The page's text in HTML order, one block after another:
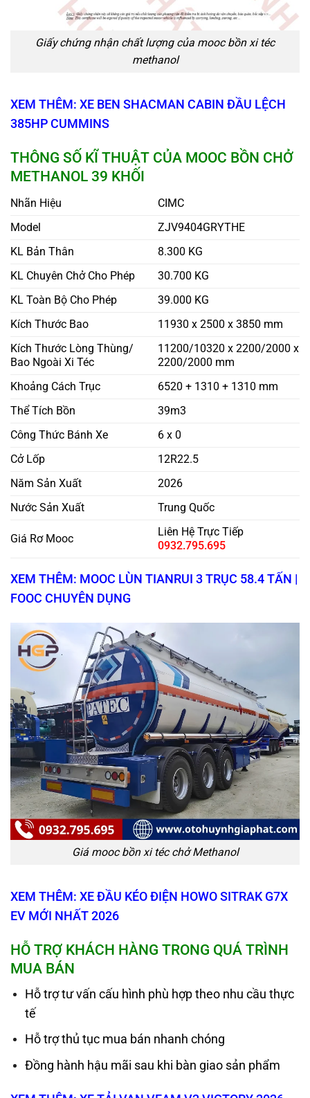
Giấy chứng nhận chất lượng của mooc bồn xi téc
methanol
XEM THÊM: XE BEN SHACMAN CABIN ĐẦU LỆCH
385HP CUMMINS
THÔNG SỐ KĨ THUẬT CỦA MOOC BỒN CHỞ
METHANOL 39 KHỐI
Nhãn Hiệu
CIMC
Model
ZJV9404GRYTHE
KL Bản Thân
8.300 KG
KL Chuyên Chở Cho Phép
30.700 KG
KL Toàn Bộ Cho Phép
39.000 KG
Kích Thước Bao
11930 x 2500 x 3850 mm
Kích Thước Lòng Thùng/
Bao Ngoài Xi Téc
11200/10320 x 2200/2000 x
2200/2000 mm
Khoảng Cách Trục
6520 + 1310 + 1310 mm
Thể Tích Bồn
39m3
Công Thức Bánh Xe
6 x 0
Cở Lốp
12R22.5
Năm Sản Xuất
2026
Nước Sản Xuất
Trung Quốc
Giá Rơ Mooc
Liên Hệ Trực Tiếp
0932.795.695
XEM THÊM: MOOC LÙN TIANRUI 3 TRỤC 58.4 TẤN |
FOOC CHUYÊN DỤNG
Giá mooc bồn xi téc chở Methanol
XEM THÊM: XE ĐẦU KÉO ĐIỆN HOWO SITRAK G7X
EV MỚI NHẤT 2026
HỖ TRỢ KHÁCH HÀNG TRONG QUÁ TRÌNH
MUA BÁN
Hỗ trợ tư vấn cấu hình phù hợp theo nhu cầu thực
tế
Hỗ trợ thủ tục mua bán nhanh chóng
Đồng hành hậu mãi sau khi bàn giao sản phẩm